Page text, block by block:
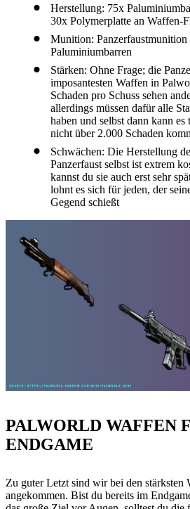
Herstellung: 75x
30x Polymerplatte an Waffen-
Munition:
Paluminiumbarren
Stärken: Ohne Frage; die
imposantesten Waffen in
Schaden pro Schuss sehen
allerdings müssen dafür alle
haben und selbst dann kann es
nicht über 2.000 Schaden
Schwächen: Die Herstellung
Panzerfaust selbst ist extrem
kannst du sie auch erst sehr
lohnt es sich für jeden, der
Gegend schießt
PALWORLD WAFFEN
ENDGAME
Zu guter Letzt sind wir bei den stärksten
angekommen. Bist du bereits im